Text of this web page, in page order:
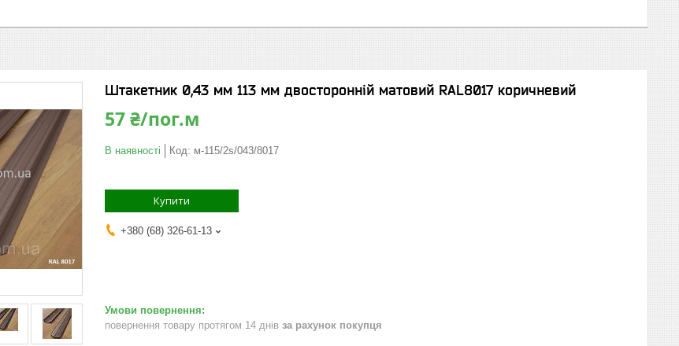
Штакетник 0,43 мм 113 мм двосторонній матовий RAL8017 коричневий
57 ₴/пог.м
В наявності Код: м-115/2s/043/8017
Купити
+380 (68) 326-61-13
повернення товару протягом 14 днів за рахунок покупця